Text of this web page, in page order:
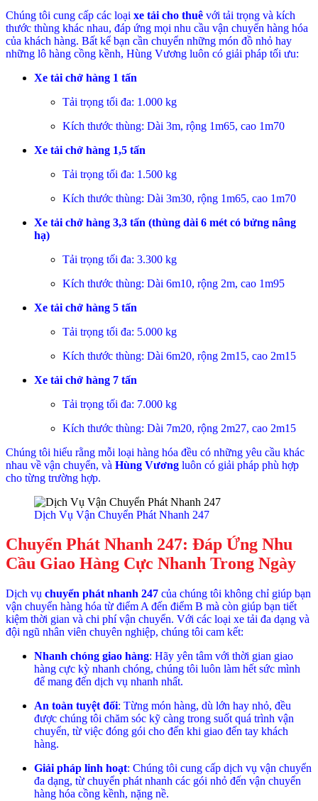
Chúng tôi cung cấp các loại xe tải cho thuê với tải trọng và kích
thước thùng khác nhau, đáp ứng mọi nhu cầu vận chuyển hàng hóa
của khách hàng. Bất kể bạn cần chuyển những món đồ nhỏ hay
những lô hàng cồng kềnh, Hùng Vương luôn có giải pháp tối ưu:
Xe tải chở hàng 1 tấn
Tải trọng tối đa: 1.000 kg
Kích thước thùng: Dài 3m, rộng 1m65, cao 1m70
Xe tải chở hàng 1,5 tấn
Tải trọng tối đa: 1.500 kg
Kích thước thùng: Dài 3m30, rộng 1m65, cao 1m70
Xe tải chở hàng 3,3 tấn (thùng dài 6 mét có bửng nâng
hạ)
Tải trọng tối đa: 3.300 kg
Kích thước thùng: Dài 6m10, rộng 2m, cao 1m95
Xe tải chở hàng 5 tấn
Tải trọng tối đa: 5.000 kg
Kích thước thùng: Dài 6m20, rộng 2m15, cao 2m15
Xe tải chở hàng 7 tấn
Tải trọng tối đa: 7.000 kg
Kích thước thùng: Dài 7m20, rộng 2m27, cao 2m15
Chúng tôi hiểu rằng mỗi loại hàng hóa đều có những yêu cầu khác
nhau về vận chuyển, và Hùng Vương luôn có giải pháp phù hợp
cho từng trường hợp.
Dịch Vụ Vận Chuyển Phát Nhanh 247
Chuyển Phát Nhanh 247: Đáp Ứng Nhu
Cầu Giao Hàng Cực Nhanh Trong Ngày
Dịch vụ chuyển phát nhanh 247 của chúng tôi không chỉ giúp bạn
vận chuyển hàng hóa từ điểm A đến điểm B mà còn giúp bạn tiết
kiệm thời gian và chi phí vận chuyển. Với các loại xe tải đa dạng và
đội ngũ nhân viên chuyên nghiệp, chúng tôi cam kết:
Nhanh chóng giao hàng: Hãy yên tâm với thời gian giao
hàng cực kỳ nhanh chóng, chúng tôi luôn làm hết sức mình
để mang đến dịch vụ nhanh nhất.
An toàn tuyệt đối: Từng món hàng, dù lớn hay nhỏ, đều
được chúng tôi chăm sóc kỹ càng trong suốt quá trình vận
chuyển, từ việc đóng gói cho đến khi giao đến tay khách
hàng.
Giải pháp linh hoạt: Chúng tôi cung cấp dịch vụ vận chuyển
đa dạng, từ chuyển phát nhanh các gói nhỏ đến vận chuyển
hàng hóa cồng kềnh, nặng nề.